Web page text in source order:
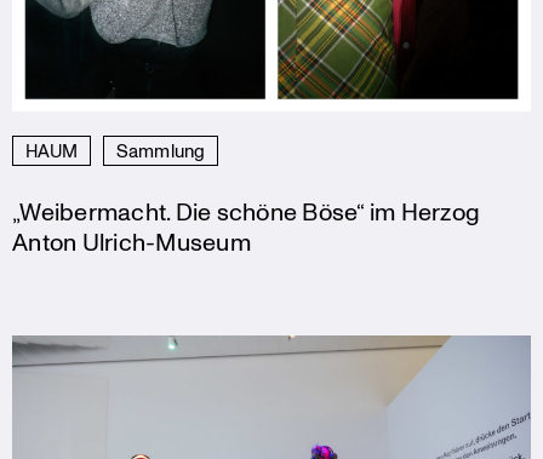
HAUM Sammlung
„Weibermacht. Die schöne Böse“ im Herzog
Anton Ulrich-Museum